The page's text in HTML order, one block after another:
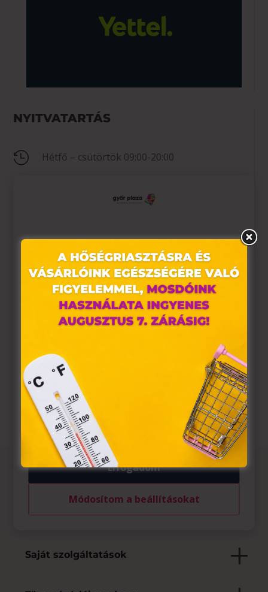
NYITVATARTÁS
 Hétfő – csütörtök 09:00-20:00
 Vasárnap 10:00-18:00
KAPCSOLAT
+36 20 966 2626
Nincs megadva
 Weboldal
Az üzletről
Elfogadott fizetési eszközök
Saját szolgáltatások
Ez az oldal sütiket használ
Weboldalunkon „cookie"-kat (továbbiakban „süti")
alkalmazunk. Ezek olyan fájlok, melyek információt
tárolnak webes böngészőjében. Ehhez az Ön
hozzájárulása szükséges.
A „sütiket" az elektronikus hírközlésről szóló 2003. évi C.
törvény, az elektronikus kereskedelmi szolgáltatások, az
információs társadalommal összefüggő szolgáltatások
egyes kérdéseiről szóló 2001. évi CVIII. törvény, valamint
az Európai Unió előírásainak megfelelően használjuk.
Azon weblapoknak, melyek az Európai Unió országain
belül működnek, a „sütik" használatához, és ezeknek a
felhasználó számítógépén vagy egyéb eszközén történő
tárolásához a felhasználók hozzájárulását kell kérniük.
Elfogadom
Módosítom a beállításokat